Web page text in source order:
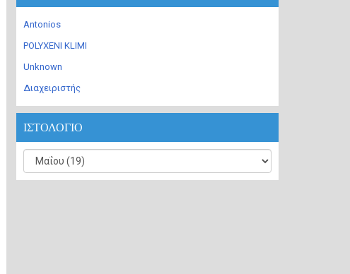
Antonios
POLYXENI KLIMI
Unknown
Διαχειριστής
ΙΣΤΟΛΟΓΙΟ